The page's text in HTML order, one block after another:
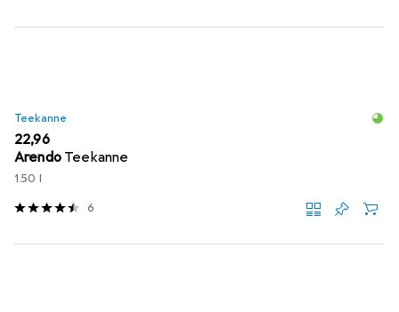
Teekanne
EUR
22,96
Arendo Teekanne
1.50 l
6